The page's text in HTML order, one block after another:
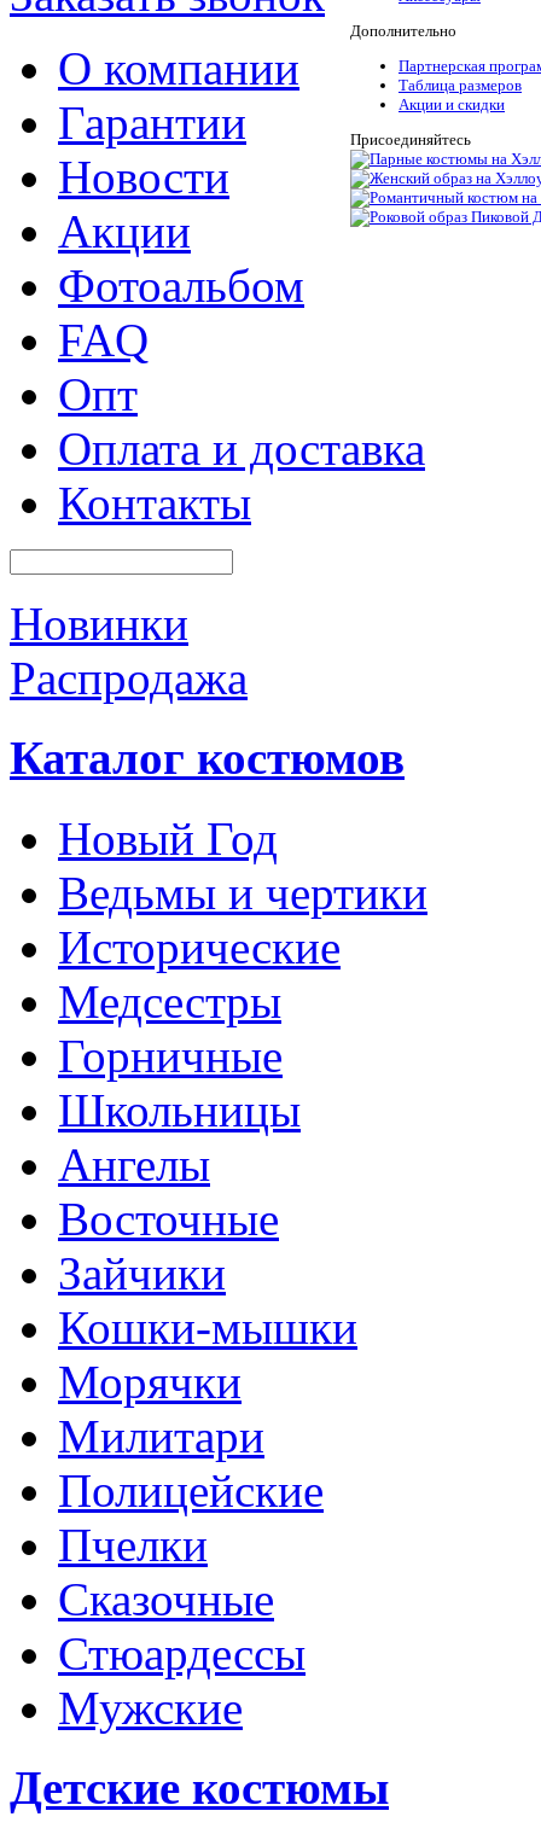
О компании
Гарантии
Новости
Акции
Фотоальбом
FAQ
Опт
Оплата и доставка
Контакты
Новинки
Распродажа
Каталог костюмов
Новый Год
Ведьмы и чертики
Исторические
Медсестры
Горничные
Школьницы
Ангелы
Восточные
Зайчики
Кошки-мышки
Морячки
Милитари
Полицейские
Пчелки
Сказочные
Стюардессы
Мужские
Детские костюмы
Дополнительно
Партнерская
Таблица размеров
Акции и скидки
Присоединяйтесь